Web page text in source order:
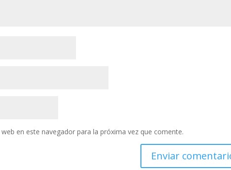
en este navegador para la próxima vez que comente.